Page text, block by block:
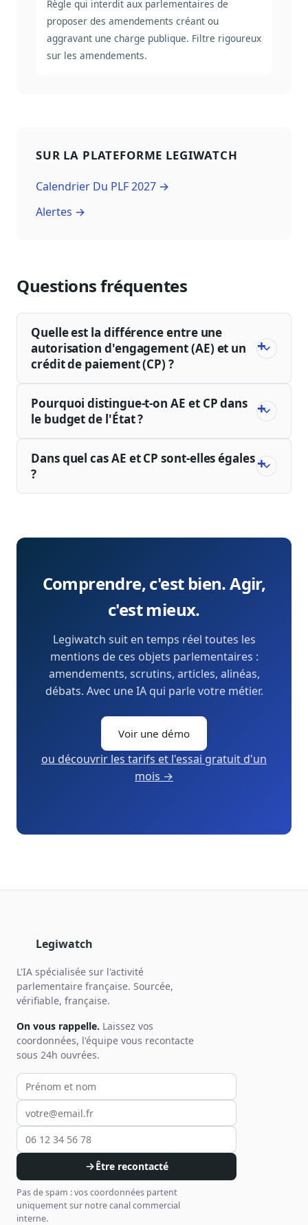
Règle qui interdit aux parlementaires de
proposer des amendements créant ou
aggravant une charge publique. Filtre rigoureux
sur les amendements.
SUR LA PLATEFORME LEGIWATCH
Calendrier Du PLF 2027 →
Alertes →
Questions fréquentes
Quelle est la différence entre une
autorisation d'engagement (AE) et un
crédit de paiement (CP) ?
Pourquoi distingue-t-on AE et CP dans
le budget de l'État ?
Dans quel cas AE et CP sont-elles égales
?
Comprendre, c'est bien. Agir,
c'est mieux.
Legiwatch suit en temps réel toutes les
mentions de ces objets parlementaires :
amendements, scrutins, articles, alinéas,
débats. Avec une IA qui parle votre métier.
Voir une démo
ou découvrir les tarifs et l'essai gratuit d'un
mois →
Legiwatch
L'IA spécialisée sur l'activité
parlementaire française. Sourcée,
vérifiable, française.
On vous rappelle. Laissez vos
coordonnées, l'équipe vous recontacte
sous 24h ouvrées.
Votre prénom et nom
Votre email
Votre téléphone
Être recontacté
Pas de spam : vos coordonnées partent
uniquement sur notre canal commercial
interne.